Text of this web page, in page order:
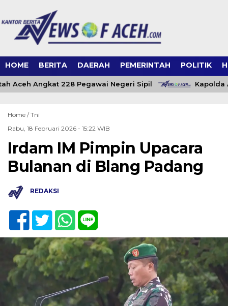
HOME BERITA DAERAH PEMERINTAH POLITIK
Aceh Angkat 228 Pegawai Negeri Sipil Kapolda
Home /Tni
Rabu, 18 Februari 2026 - 15:22 WIB
Irdam IM Pimpin Upacara
Bulanan di Blang Padang
REDAKSI